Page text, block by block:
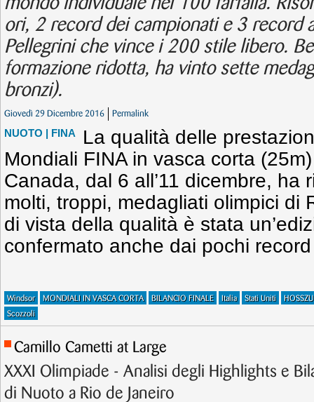
ori, 2 record dei campionati e 3 record
Pellegrini che vince i 200 stile libero.
formazione ridotta, ha vinto sette
bronzi).
Giovedì 29 Dicembre 2016 Permalink
NUOTO | FINA
La qualità delle
Mondiali FINA in vasca corta
Canada, dal 6 all’11 dicembre, ha
molti, troppi, medagliati olimpici di
di vista della qualità è stata
confermato anche dai pochi
Windsor MONDIALI IN VASCA CORTA BILANCIO FINALE Italia Stati Uniti
HOSSZU
Scozzoli
Camillo Cametti at Large
XXXI Olimpiade - Analisi degli Highlights e
di Nuoto a Rio de Janeiro